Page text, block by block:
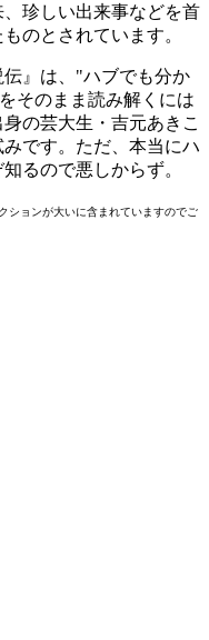
珍しい出来事などを首
のとされています。
』は、"ハブでも分か
そのまま読み解くには
の芸大生・吉元あきこ
です。ただ、本当にハ
るので悪しからず。
ションが大いに含まれていますのでご